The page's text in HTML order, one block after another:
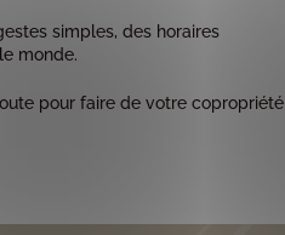
simples, des horaires
monde.
pour faire de votre copropriété